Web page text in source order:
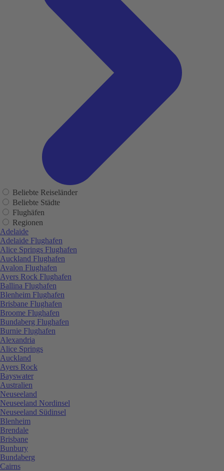
Beliebte Reiseländer
Beliebte Städte
Flughäfen
Regionen
Adelaide
Adelaide Flughafen
Alice Springs Flughafen
Auckland Flughafen
Avalon Flughafen
Ayers Rock Flughafen
Ballina Flughafen
Blenheim Flughafen
Brisbane Flughafen
Broome Flughafen
Bundaberg Flughafen
Burnie Flughafen
Alexandria
Alice Springs
Auckland
Ayers Rock
Bayswater
Australien
Neuseeland
Neuseeland Nordinsel
Neuseeland Südinsel
Blenheim
Brendale
Brisbane
Bunbury
Bundaberg
Cairns